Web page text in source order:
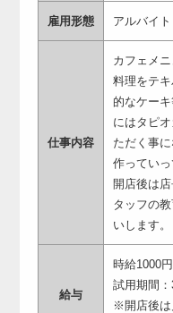
雇用形態 アルバイト
仕事内容
カフェメ
料理をテ
的なケー
にはタピ
ただく事
作ってい
開店後は
タッフの
いします。
給与
時給1000
試用期間：
※開店後は